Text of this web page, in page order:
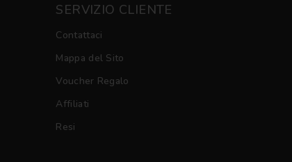
SERVIZIO CLIENTE
Contattaci
Mappa del Sito
Voucher Regalo
Affiliati
Resi